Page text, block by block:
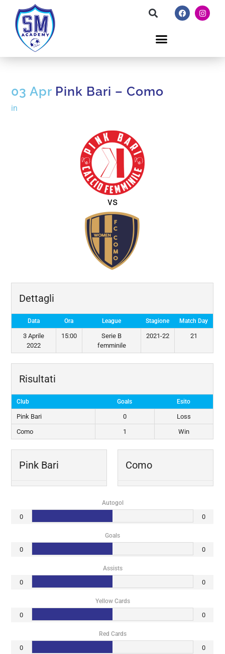
03 Apr Pink Bari – Como
in
vs
Dettagli
Data Ora League Stagione Match Day
3 Aprile
2022
15:00
Serie B
femminile
2021-22 21
Risultati
Club Goals Esito
Pink Bari 0
Loss
Como
1 Win
Pink Bari Como
Autogol
0 0
Goals
0 0
Assists
0 0
Yellow Cards
0 0
Red Cards
0 0